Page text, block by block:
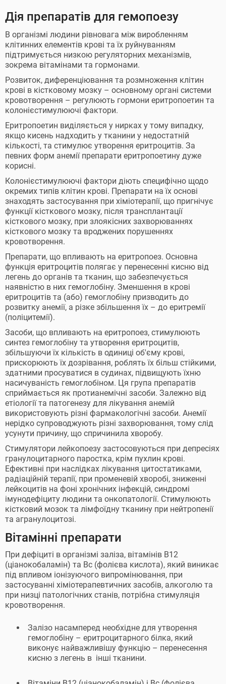
Дія препаратів для гемопоезу
В організмі людини рівновага між виробленням
клітинних елементів крові та їх руйнуванням
підтримується низкою регуляторних механізмів,
зокрема вітамінами та гормонами.
Розвиток, диференціювання та розмноження клітин
крові в кістковому мозку – основному органі системи
кровотворення – регулюють гормони еритропоетин та
колонієстимулюючі фактори.
Еритропоетин виділяється у нирках у тому випадку,
якщо кисень надходить у тканини у недостатній
кількості, та стимулює утворення еритроцитів. За
певних форм анемії препарати еритропоетину дуже
корисні.
Колонієстимулюючі фактори діють специфічно щодо
окремих типів клітин крові. Препарати на їх основі
знаходять застосування при хіміотерапії, що пригнічує
функції кісткового мозку, після трансплантації
кісткового мозку, при злоякісних захворюваннях
кісткового мозку та вроджених порушеннях
кровотворення.
Препарати, що впливають на еритропоез. Основна
функція еритроцитів полягає у перенесенні кисню від
легень до органів та тканин, що забезпечується
наявністю в них гемоглобіну. Зменшення в крові
еритроцитів та (або) гемоглобіну призводить до
розвитку анемії, а різке збільшення їх – до еритремії
(поліцитемії).
Засоби, що впливають на еритропоез, стимулюють
синтез гемоглобіну та утворення еритроцитів,
збільшуючи їх кількість в одиниці об'єму крові,
прискорюють їх дозрівання, роблять їх більш стійкими,
здатними просуватися в судинах, підвищують їхню
насичуваність гемоглобіном. Ця група препаратів
сприймається як протианемічні засоби. Залежно від
етіології та патогенезу для лікування анемій
використовують різні фармакологічні засоби. Анемії
нерідко супроводжують різні захворювання, тому слід
усунути причину, що спричинила хворобу.
Стимулятори лейкопоезу застосовуються при депресіях
гранулоцитарного паростка, крім пухлин крові.
Ефективні при наслідках лікування цитостатиками,
радіаційній терапії, при променевій хворобі, зниженні
лейкоцитів на фоні хронічних інфекцій, синдромі
імунодефіциту людини та онкопатології. Стимулюють
кістковий мозок та лімфоїдну тканину при нейтропенії
та агранулоцитозі.
Вітамінні препарати
При дефіциті в організмі заліза, вітамінів B12
(ціанокобаламін) та Вс (фолієва кислота), який виникає
під впливом іонізуючого випромінювання, при
застосуванні хіміотерапевтичних засобів, алкоголю та
при низці патологічних станів, потрібна стимуляція
кровотворення.
Залізо насамперед необхідне для утворення
гемоглобіну – еритроцитарного білка, який
виконує найважливішу функцію – перенесення
кисню з легень в інші тканини.